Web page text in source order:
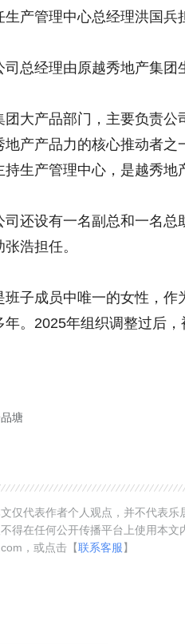
生产管理中心总经理洪国兵
司总经理由原越秀地产集团
团大产品部门，主要负责
地产产品力的核心推动者
持生产管理中心，是越秀地
司还设有一名副总和一名
浩担任。
班子成员中唯一的女性，
年。2025年组织调整过后
塘
仅代表作者个人观点，并不代表
得在任何公开传播平台上使用本
，或点击【联系客服】